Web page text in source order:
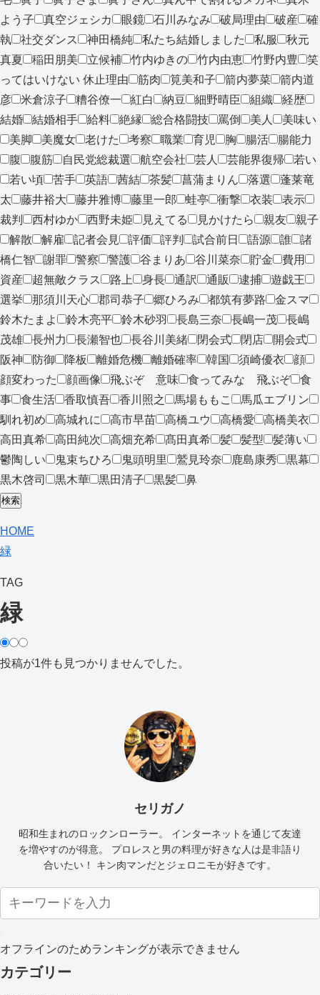
よう子
真空ジェシカ 眼鏡 石川みなみ 破局理由 破産
確
執
社交ダンス 神田橋純 私たち結婚しました 私服
秋元
真夏
稲田朋美 立候補 竹内ゆきの 竹内由恵 竹野内豊
笑
ってはいけない 休止理由
筋肉 筧美和子 箭内夢菜
箭内道
彦
米倉涼子 糟谷僚一 紅白 納豆 細野晴臣 組織
経歴
結婚
結婚相手 給料 絶縁 総合格闘技 罵倒 美人
美味い
美脚
美魔女 老けた 考察 職業 育児 胸 腸活
腸能力
腹
腹筋 自民党総裁選 航空会社 芸人 芸能界復帰
若い
若い頃
苦手 英語 茜結 茶髪 菖蒲まりん 落選
蓬莱竜
太
藤井裕大 藤井雅博 藤里一郎 蛙亭 衝撃 衣装
表示
裁判
西村ゆか 西野未姫 見えてる 見かけたら 親友
親子
解散
解雇 記者会見 評価 評判 試合前日 語源 誰
諸
橋仁智
謝罪 警察 警護 谷まりあ 谷川菜奈 貯金
費用
資産
超無敵クラス 路上 身長 通訳 通販 逮捕
遊戯王
選挙
那須川天心 郡司恭子 郷ひろみ 都筑有夢路
金スマ
鈴木たまよ
鈴木亮平 鈴木砂羽 長島三奈 長嶋一茂
長嶋
茂雄
長州力 長瀬智也 長谷川美緒 閉会式 閉店
開会式
阪神
防御 降板 離婚危機 離婚確率 韓国 須崎優衣
顔
顔変わった
顔画像 飛ぶぞ 意味 食ってみな 飛ぶぞ
食
事
食生活 香取慎吾 香川照之 馬場ももこ
馬瓜エブリン
馴れ初め
高城れに 高市早苗 高橋ユウ 高橋愛
高橋美衣
高田真希
高田純次 高畑充希 髙田真希 髪 髪型
髪薄い
鬱陶しい
鬼束ちひろ 鬼頭明里 鷲見玲奈 鹿島康秀
黒幕
黒木啓司
黒木華 黒田清子 黒髪 鼻
検索
HOME
緑
TAG
緑
投稿が1件も見つかりませんでした。
セリガノ
昭和生まれのロックンローラー。 インターネットを通じて友達
を増やすのが得意。 プロレスと男の料理が好きな人は是非語り
合いたい！ キン肉マンだとジェロニモが好きです。
オフラインのためランキングが表示できません
カテゴリー